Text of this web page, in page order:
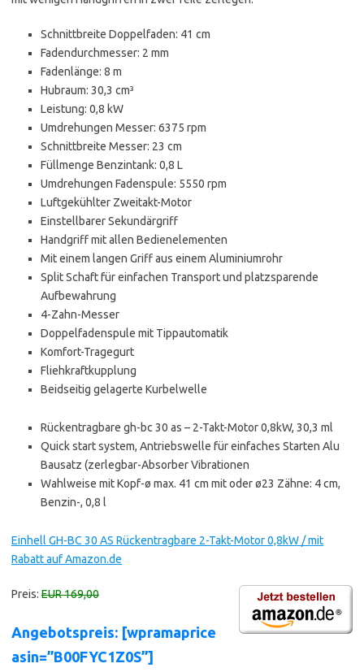
Schnittbreite Doppelfaden: 41 cm
Fadendurchmesser: 2 mm
Fadenlänge: 8 m
Hubraum: 30,3 cm³
Leistung: 0,8 kW
Umdrehungen Messer: 6375 rpm
Schnittbreite Messer: 23 cm
Füllmenge Benzintank: 0,8 L
Umdrehungen Fadenspule: 5550 rpm
Luftgekühlter Zweitakt-Motor
Einstellbarer Sekundärgriff
Handgriff mit allen Bedienelementen
Mit einem langen Griff aus einem Aluminiumrohr
Split Schaft für einfachen Transport und platzsparende
Aufbewahrung
4-Zahn-Messer
Doppelfadenspule mit Tippautomatik
Komfort-Tragegurt
Fliehkraftkupplung
Beidseitig gelagerte Kurbelwelle
Rückentragbare gh-bc 30 as – 2-Takt-Motor 0,8kW, 30,3 ml
Quick start system, Antriebswelle für einfaches Starten Alu
Bausatz (zerlegbar-Absorber Vibrationen
Wahlweise mit Kopf-ø max. 41 cm mit oder ø23 Zähne: 4 cm,
Benzin-, 0,8 l
Einhell GH-BC 30 AS Rückentragbare 2-Takt-Motor 0,8kW / mit
Rabatt auf Amazon.de
Preis: EUR 169,00
Angebotspreis: [wpramaprice
asin=”B00FYC1Z0S”]